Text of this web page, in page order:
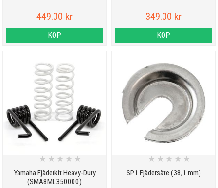
449.00 kr
KÖP
349.00 kr
KÖP
Yamaha Fjäderkit Heavy-Duty
(SMA8ML350000)
★ ★ ★ ★ ★
SP1 Fjädersäte (38,1 mm)
★ ★ ★ ★ ★